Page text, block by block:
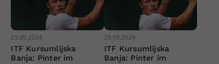
25.09.2024
ITF Kursumlijska
Banja: Pinter im
25.09.2024
ITF Kursumlijska
Banja: Pinter im